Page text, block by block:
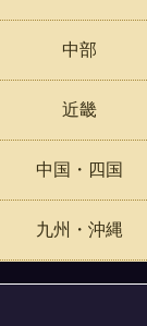
中部
近畿
中国・四国
九州・沖縄